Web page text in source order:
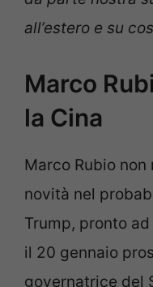
all’estero e su
Marco
la Cina
Marco Rubio non
novità nel
Trump, pronto
il 20 gennaio
governatrice del